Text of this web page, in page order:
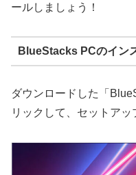
ールしましょう！
BlueStacks PCのイン
ダウンロードした「
リックして、セットアッ